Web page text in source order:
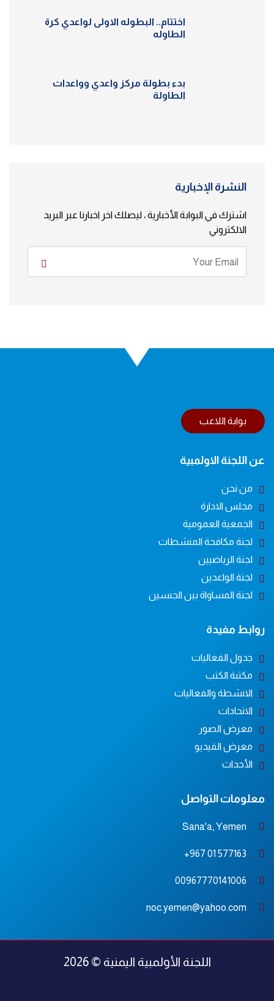
اختتام.. البطوله الاولى لواعدي كرة
الطاوله
بدء بطولة مركز واعدي وواعدات
الطاولة
النشرة الإخبارية
اشترك في البوابة الأخبارية ، ليصلك اخر اخبارنا عبر البريد
الالكتروني
بوابة اللاعب
عن اللجنة الاولمبية
من نحن
مجلس الادارة
الجمعية العمومية
لجنة مكافحة المنشطات
لجنة الرياضيين
لجنة الواعدين
لجنة المساواة بين الجنسين
روابط مفيدة
جدول الفعاليات
مكتبة الكتب
الانشطة والفعاليات
الاتحادات
معرض الصور
معرض الفيديو
الأحداث
معلومات التواصل
Sana'a, Yemen
577163 01 967+
00967770141006
noc.yemen@yahoo.com
اللجنة الأولمبية اليمنية © 2026